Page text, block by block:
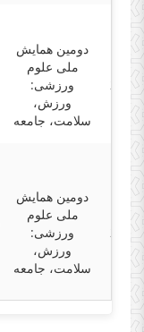
دومین همایش
ملی علوم
ورزشی:
ورزش،
سلامت، جامعه
دومین همایش
ملی علوم
ورزشی:
ورزش،
سلامت، جامعه